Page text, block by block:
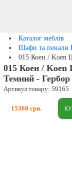
Каталог меблів
Шафи та пенали
015 Коен /
015 Коен /
Темний - Гербор
Артикул товару: 59165
15360 грн.